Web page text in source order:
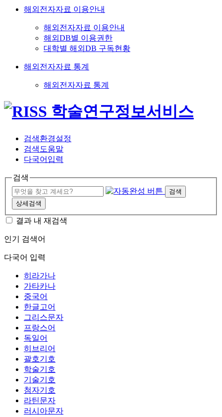
해외전자자료 이용안내
해외전자자료 이용안내
해외DB별 이용권한
대학별 해외DB 구독현황
해외전자자료 통계
해외전자자료 통계
검색환경설정
검색도움말
다국어입력
검색
검색
상세검색
결과 내 재검색
인기 검색어
다국어 입력
히라가나
가타카나
중국어
한글고어
그리스문자
프랑스어
독일어
히브리어
괄호기호
학술기호
기술기호
첨자기호
라틴문자
러시아문자